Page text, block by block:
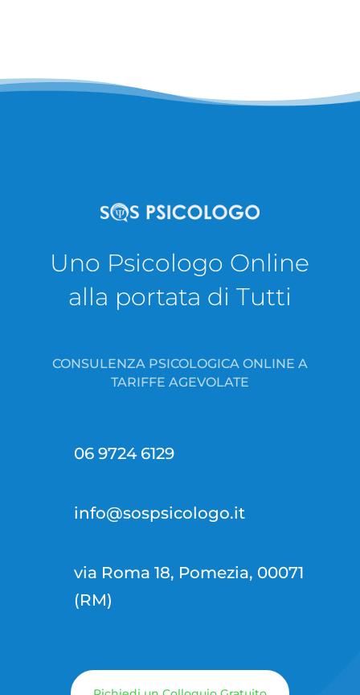
Uno Psicologo Online
alla portata di Tutti
CONSULENZA PSICOLOGICA ONLINE A
TARIFFE AGEVOLATE
06 9724 6129
info@sospsicologo.it
via Roma 18, Pomezia, 00071
(RM)